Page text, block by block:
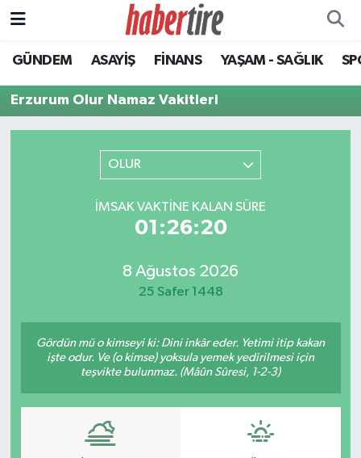
GÜNDEM ASAYİŞ FİNANS YAŞAM - SAĞLIK
Erzurum Olur Namaz Vakitleri
OLUR
İMSAK VAKTINE KALAN SÜRE
01:26:20
8 Ağustos 2026
25 Safer 1448
Gördün mü o kimseyi ki: Dini inkâr eder. Yetimi itip kakan
işte odur. Ve (o kimse) yoksula yemek yedirilmesi için
teşvikte bulunmaz. (Mâûn Sûresi, 1-2-3)
Tire Nöbetçi Eczaneler
Tire Hava Durumu
Tüm Manşetler
Son Dakika Haberleri